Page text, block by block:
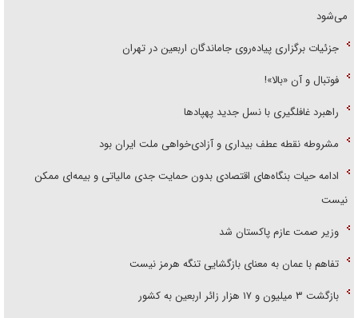
می‌شود
جزئیات برگزاری پیاده‌روی جاماندگان اربعین در تهران
فوتبال و آن «بالا»!
راهبرد غافلگیری با نسل جدید پهپاد‌ها
مشروطه نقطه عطف بیداری و آزادی‌خواهی ملت ایران بود
ادامه حیات بنگاه‌های اقتصادی بدون حمایت جدی مالیاتی و بیمه‌ای ممکن
نیست
وزیر صمت عازم پاکستان شد
تفاهم با عمان به معنای بازگشایی تنگه هرمز نیست
بازگشت ۳ میلیون و ۱۷ هزار زائر اربعین به کشور